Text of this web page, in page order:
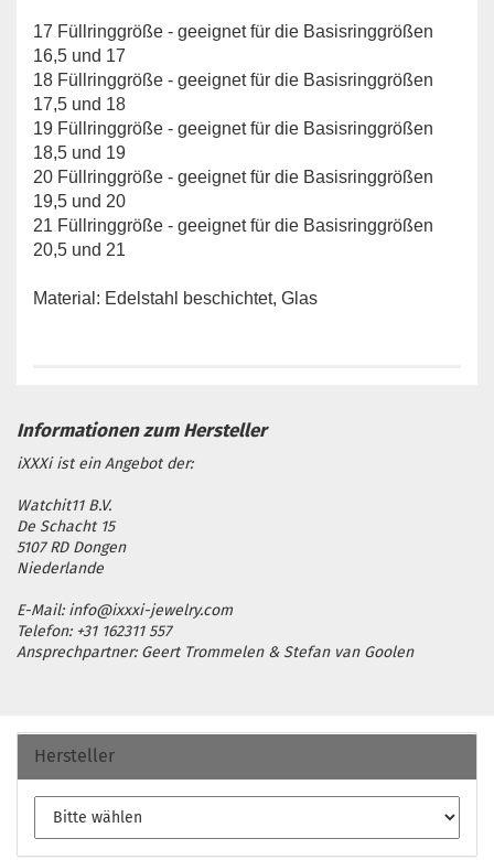
17 Füllringgröße - geeignet für die Basisringgrößen
16,5 und 17
18 Füllringgröße - geeignet für die Basisringgrößen
17,5 und 18
19 Füllringgröße - geeignet für die Basisringgrößen
18,5 und 19
20 Füllringgröße - geeignet für die Basisringgrößen
19,5 und 20
21 Füllringgröße - geeignet für die Basisringgrößen
20,5 und 21
Material: Edelstahl beschichtet, Glas
iXXXi ist ein Angebot der:
Watchit11 B.V.
De Schacht 15
5107 RD Dongen
Niederlande
E-Mail: info@ixxxi-jewelry.com
Telefon: +31 162311 557
Ansprechpartner: Geert Trommelen & Stefan van Goolen
Hersteller